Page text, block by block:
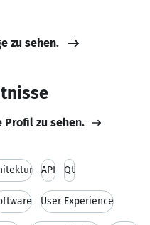
zu sehen.
Profil zu sehen.
API Qt
User Experience